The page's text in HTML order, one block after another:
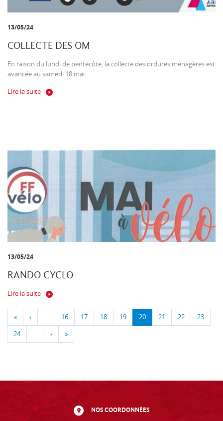
13/05/24
COLLECTE DES OM
En raison du lundi de pentecôte, la collecte des ordures ménagères est
avancée au samedi 18 mai.
Lire la suite
13/05/24
RANDO CYCLO
Lire la suite
« ‹ … 16 17 18 19 20 21 22 23
24 … › »
NOS COORDONNÉES